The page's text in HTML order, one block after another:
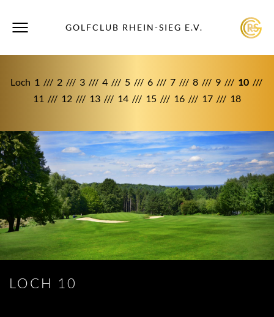
GOLFCLUB RHEIN-SIEG E.V.
Loch 1 /// 2/// 3/// 4/// 5/// 6/// 7/// 8/// 9/// 10///
11 /// 12 /// 13 /// 14 /// 15 /// 16 /// 17 /// 18
LOCH 10